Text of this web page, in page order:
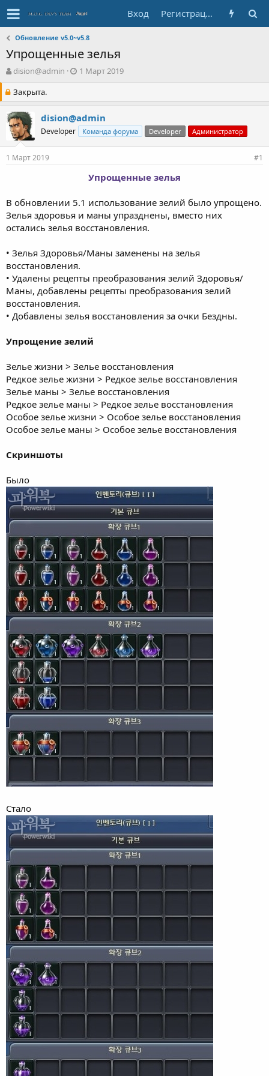
Вход Регистрация
Обновление v5.0~v5.8
Упрощенные зелья
А
т
о
р
т
е
м
ы
dision@admin
Д
а
о
з
д
1 Март 2019
Закрыта.
dision@admin
Developer Команда форума Developer Администратор
1 Март 2019 #1
Упрощенные зелья
В обновлении 5.1 использование зелий было упрощено.
Зелья здоровья и маны упразднены, вместо них
остались зелья восстановления.
• Зелья Здоровья/Маны заменены на зелья
восстановления.
• Удалены рецепты преобразования зелий Здоровья/
Маны, добавлены рецепты преобразования зелий
восстановления.
• Добавлены зелья восстановления за очки Бездны.
Упрощение зелий
Зелье жизни > Зелье восстановления
Редкое зелье жизни > Редкое зелье восстановления
Зелье маны > Зелье восстановления
Редкое зелье маны > Редкое зелье восстановления
Особое зелье жизни > Особое зелье восстановления
Особое зелье маны > Особое зелье восстановления
Скриншоты
Было
Стало